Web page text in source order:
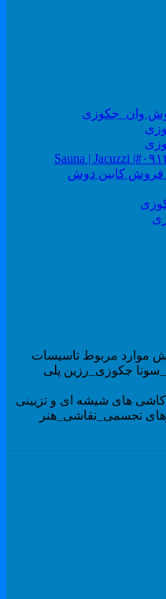
مربوط تاسیسات
جکوزی_رزین پلی
های شیشه ای و تزیینی
تجسمی_نقاشی_هنر